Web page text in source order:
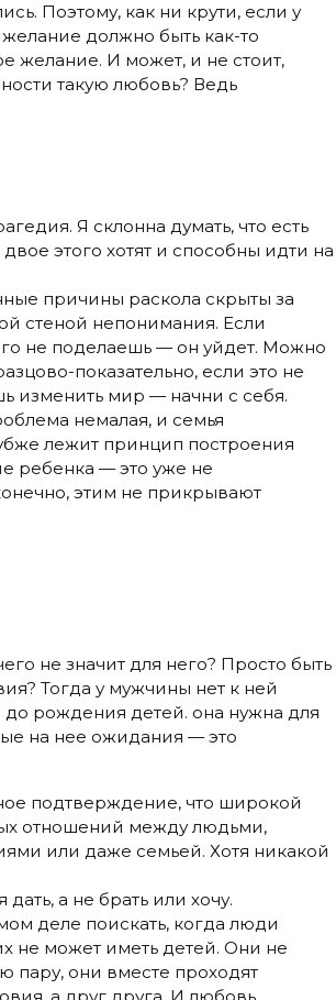
Поэтому, как ни крути, если у
должно быть как-то
желание. И может, и не стоит,
такую любовь? Ведь
Я склонна думать, что есть
этого хотят и способны идти на
причины раскола скрыты за
стеной непонимания. Если
не поделаешь — он уйдет. Можно
показательно, если это не
изменить мир — начни с себя.
немалая, и семья
лежит принцип построения
ребенка — это уже не
этим не прикрывают
не значит для него? Просто быть
Тогда у мужчины нет к ней
рождения детей. она нужна для
на нее ожидания — это
подтверждение, что широкой
отношений между людьми,
или даже семьей. Хотя никакой
а не брать или хочу.
деле поискать, когда люди
не может иметь детей. Они не
пару, они вместе проходят